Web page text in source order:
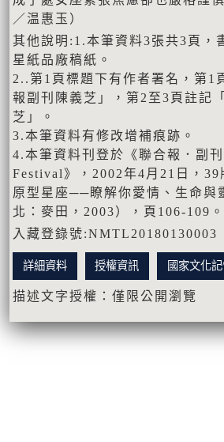
／温惠玉）
其他說明:1.本筆資料3張共3頁，
星紙品廠稿紙。
2..第1頁標題下有作者署名，第1
報副刊陳義芝」，第2至3頁註記
芝」。
3.本筆資料有修改增補痕跡。
4.本筆資料刊登於《聯合報．副刊
Festival》，2002年4月21日，39
原型星座──瞭解你愛情、生命與
北：麥田，2003），頁106-109。
入藏登錄號:NMTL20180130003
詳細資料 授權資訊 國家文化
描述文字授權：僅限公開瀏覽